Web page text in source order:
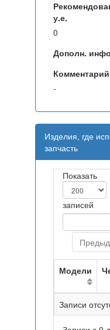
у.е.
0
Дополн. инфо
-
Изделия, где
запчасть
Показать
записей
Модели
Записи